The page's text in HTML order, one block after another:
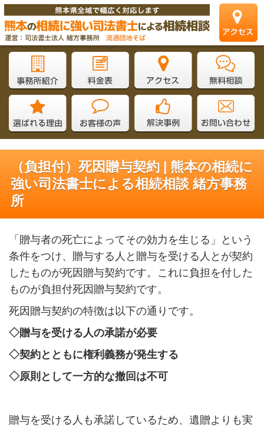
（負担付）死因贈与契約 | 熊本の相続に
強い司法書士による相続相談 緒方事務
所
「贈与者の死亡によってその効力を生じる」という
条件をつけ、贈与する人と贈与を受ける人とが契約
したものが死因贈与契約です。これに負担を付した
ものが負担付死因贈与契約です。
死因贈与契約の特徴は以下の通りです。
◇贈与を受ける人の承諾が必要
◇契約とともに権利義務が発生する
◇原則として一方的な撤回は不可
贈与を受ける人も承諾しているため、遺贈よりも実